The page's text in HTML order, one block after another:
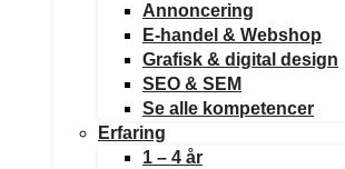
Annoncering
E-handel & Webshop
Grafisk & digital design
SEO & SEM
Se alle kompetencer
Erfaring
1 – 4 år